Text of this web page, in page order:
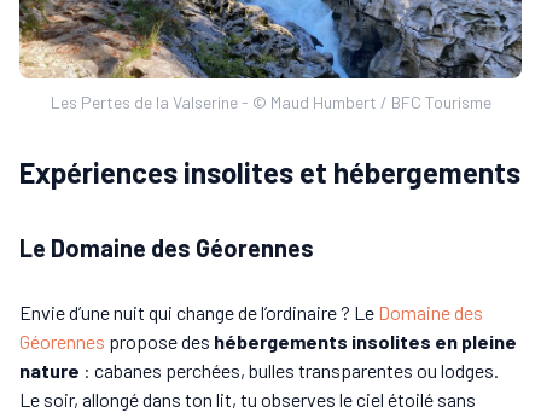
Les Pertes de la Valserine - © Maud Humbert / BFC Tourisme
Expériences insolites et hébergements
Le Domaine des Géorennes
Envie d’une nuit qui change de l’ordinaire ? Le Domaine des
Géorennes propose des hébergements insolites en pleine
nature : cabanes perchées, bulles transparentes ou lodges.
Le soir, allongé dans ton lit, tu observes le ciel étoilé sans